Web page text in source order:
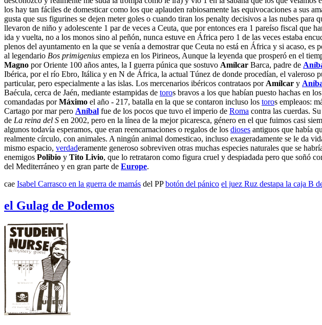
los hay tan fáciles de domesticar como los que aplauden rabiosamente las equivocaciones a sus
gusta que sus figurines se dejen meter goles o cuando tiran los penalty decisivos a las nubes
llevaron de niño y adolescente 1 par de veces a Ceuta, que por entonces era 1 pareíso fiscal que
ida y vuelta, no a los monos sino al peñón, nunca estuve en África pero 1 de las veces estaba
plenos del ayuntamento en la que se venía a demostrar que Ceuta no está en África y si acaso,
al legendario Bos primigenius empieza en los Pirineos, Aunque la leyenda que prosperó en el
Magno por Oriente 100 años antes, la I guerra púnica que sostuvo Amílcar Barca, padre de
Ibérica, por el río Ebro, Itálica y en N de África, la actual Túnez de donde procedían, el valeroso
particular, pero especialmente a las islas. Los mercenarios ibéricos contrataos por Amílcar y
Baécula, cerca de Jaén, mediante estampidas de toros bravos a los que habían puesto hachas en
comandadas porMáximo el año - 217, batalla en la que se contaron incluso los toros empleaos:
Cartago por mar pero Aníbal fue de los pocos que tuvo el imperio de Roma contra las cuerdas.
de La reina del S en 2002, pero en la línea de la mejor picaresca, género en el que fuimos casi
algunos todavía esperamos, que eran reencarnaciones o regalos de los dioses antiguos que había
realmente círculo, con animales. A ningún animal domesticao, incluso exageradamente se le da
mismo espacio, verdaderamente generoso sobreviven otras muchas especies naturales que se
enemigos Polibio y Tito Livio, que lo retrataron como figura cruel y despiadada pero que soñó
del Mediterráneo y en gran parte de Europe.
cae Isabel Carrasco en la guerra de mamás del PP botón del pánico el juez Ruz destapa la caja B
el Gulag de Podemos